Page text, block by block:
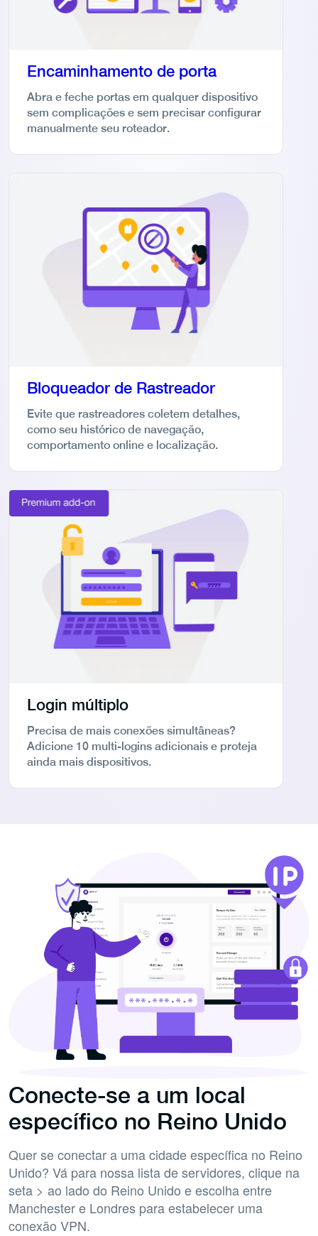
Encaminhamento de porta
Abra e feche portas em qualquer dispositivo
sem complicações e sem precisar configurar
manualmente seu roteador.
Bloqueador de Rastreador
Evite que rastreadores coletem detalhes,
como seu histórico de navegação,
comportamento online e localização.
Login múltiplo
Precisa de mais conexões simultâneas?
Adicione 10 multi-logins adicionais e proteja
ainda mais dispositivos.
Conecte-se a um local
específico no Reino Unido
Quer se conectar a uma cidade específica no Reino
Unido? Vá para nossa lista de servidores, clique na
seta > ao lado do Reino Unido e escolha entre
Manchester e Londres para estabelecer uma
conexão VPN.